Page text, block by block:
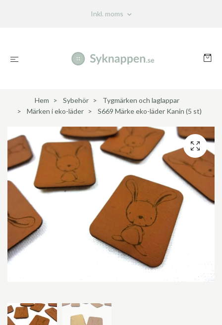
Inkl. moms
Hem Sybehör
Tygmärken och laglappar
Märken i eko-läder
S669 Märke eko-läder Kanin (5 st)